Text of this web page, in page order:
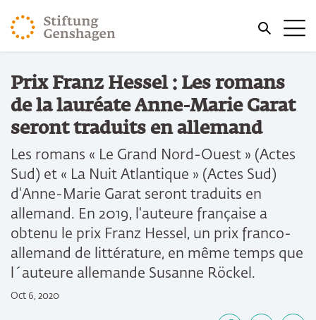
REVENIR AU CONTENU PRINCIPAL
REVENIR À LA RECHERCHE
Vous êtes ici:
Accueil
Prix Franz Hessel : Les romans
de la lauréate Anne-Marie Garat
seront traduits en allemand
Les romans « Le Grand Nord-Ouest » (Actes
Sud) et « La Nuit Atlantique » (Actes Sud)
d'Anne-Marie Garat seront traduits en
allemand. En 2019, l'auteure française a
obtenu le prix Franz Hessel, un prix franco-
allemand de littérature, en même temps que
l´auteure allemande Susanne Röckel.
Oct 6, 2020